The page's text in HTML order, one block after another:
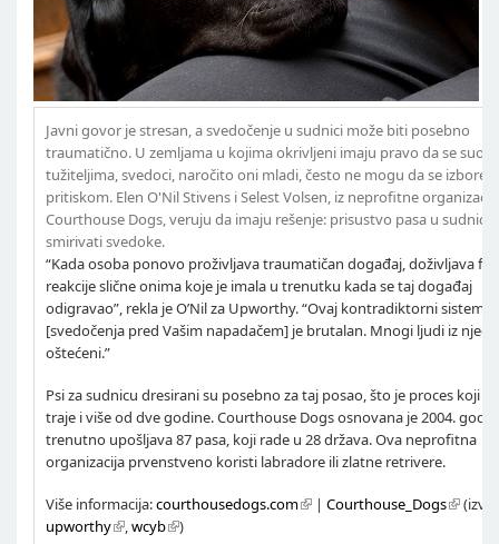
Javni govor je stresan, a svedočenje u sudnici može biti posebno
traumatično. U zemljama u kojima okrivljeni imaju pravo da se
tužiteljima, svedoci, naročito oni mladi, često ne mogu da se izbore
pritiskom. Elen O'Nil Stivens i Selest Volsen, iz neprofitne
Courthouse Dogs, veruju da imaju rešenje: prisustvo pasa u sudnici
smirivati svedoke.
“Kada osoba ponovo proživljava traumatičan događaj, doživljava
reakcije slične onima koje je imala u trenutku kada se taj događaj
odigravao”, rekla je O’Nil za Upworthy. “Ovaj kontradiktorni sistem
[svedočenja pred Vašim napadačem] je brutalan. Mnogi ljudi iz
oštećeni.”
Psi za sudnicu dresirani su posebno za taj posao, što je proces koji
traje i više od dve godine. Courthouse Dogs osnovana je 2004.
trenutno upošljava 87 pasa, koji rade u 28 država. Ova neprofitna
organizacija prvenstveno koristi labradore ili zlatne retrivere.
Više informacija:courthousedogs.com | Courthouse_Dogs
upworthy
,wcyb )